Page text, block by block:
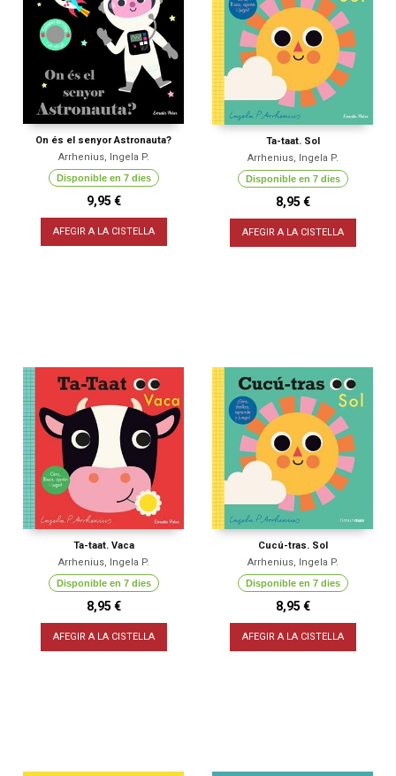
On és el senyor Astronauta?
Arrhenius, Ingela P.
Disponible en 7 dies
9,95 €
AFEGIR A LA CISTELLA
Ta-taat. Sol
Arrhenius, Ingela P.
Disponible en 7 dies
8,95 €
AFEGIR A LA CISTELLA
Ta-taat. Vaca
Arrhenius, Ingela P.
Disponible en 7 dies
8,95 €
AFEGIR A LA CISTELLA
Cucú-tras. Sol
Arrhenius, Ingela P.
Disponible en 7 dies
8,95 €
AFEGIR A LA CISTELLA